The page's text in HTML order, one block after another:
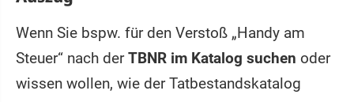
Wenn Sie bspw. für den Verstoß „Handy am
Steuer“ nach derTBNR im Katalog suchen oder
wissen wollen, wie der Tatbestandskatalog